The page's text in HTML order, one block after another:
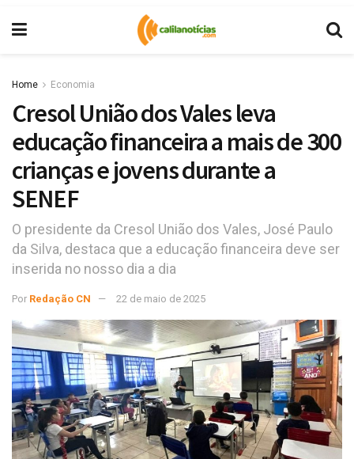
Home Economia
Cresol União dos Vales leva
educação financeira a mais de 300
crianças e jovens durante a
SENEF
O presidente da Cresol União dos Vales, José Paulo
da Silva, destaca que a educação financeira deve ser
inserida no nosso dia a dia
Por Redação CN 22 de maio de 2025